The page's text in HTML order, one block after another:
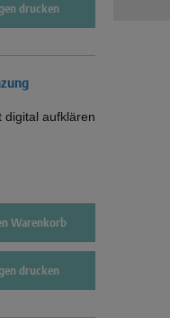
drucken
digital aufklären
Warenkorb
drucken